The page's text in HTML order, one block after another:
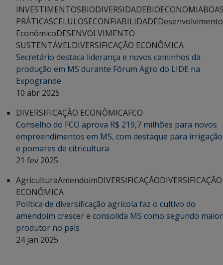
INVESTIMENTOSBIODIVERSIDADEBIOECONOMIA
PRÁTICASCELULOSECONFIABILIDADEDesenvolvimento
EconômicoDESENVOLVIMENTO
SUSTENTÁVELDIVERSIFICAÇÃO ECONÔMICA
Secretário destaca liderança e novos caminhos da
produção em MS durante Fórum Agro do LIDE na
Expogrande
10 abr 2025
DIVERSIFICAÇÃO ECONÔMICAFCO
Conselho do FCO aprova R$ 219,7 milhões para novos
empreendimentos em MS, com destaque para irrigação
e pomares de citricultura
21 fev 2025
AgriculturaAmendoimDIVERSIFICAÇÃODIVERSIFICAÇÃO
ECONÔMICA
Política de diversificação agrícola faz o cultivo do
amendoim crescer e consolida MS como segundo maior
produtor no país
24 jan 2025